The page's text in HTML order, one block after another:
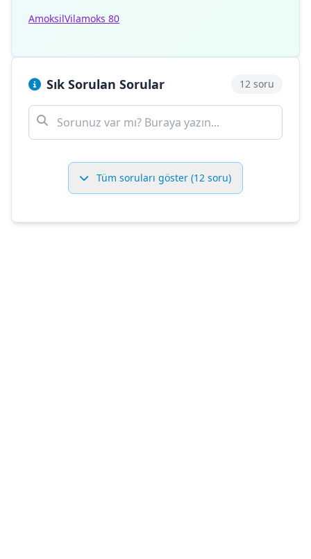
AmoksilVilamoks 80
Sık Sorulan Sorular 12 soru
Tüm soruları göster (12 soru)